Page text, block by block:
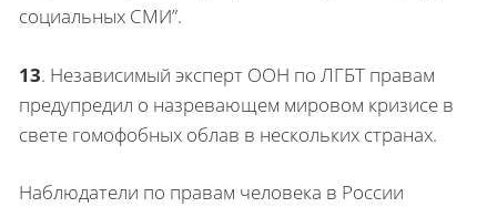
социальных СМИ”.
13. Независимый эксперт ООН по ЛГБТ правам
предупредил о назревающем мировом кризисе в
свете гомофобных облав в нескольких странах.
Наблюдатели по правам человека в России